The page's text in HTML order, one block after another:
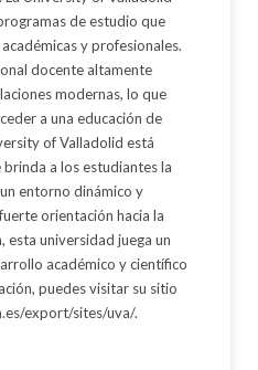
de estudio que
y profesionales.
docente altamente
modernas, lo que
a una educación de
of Valladolid está
a los estudiantes la
entorno dinámico y
orientación hacia la
esta universidad juega un
académico y científico
puedes visitar su sitio
export/sites/uva/.